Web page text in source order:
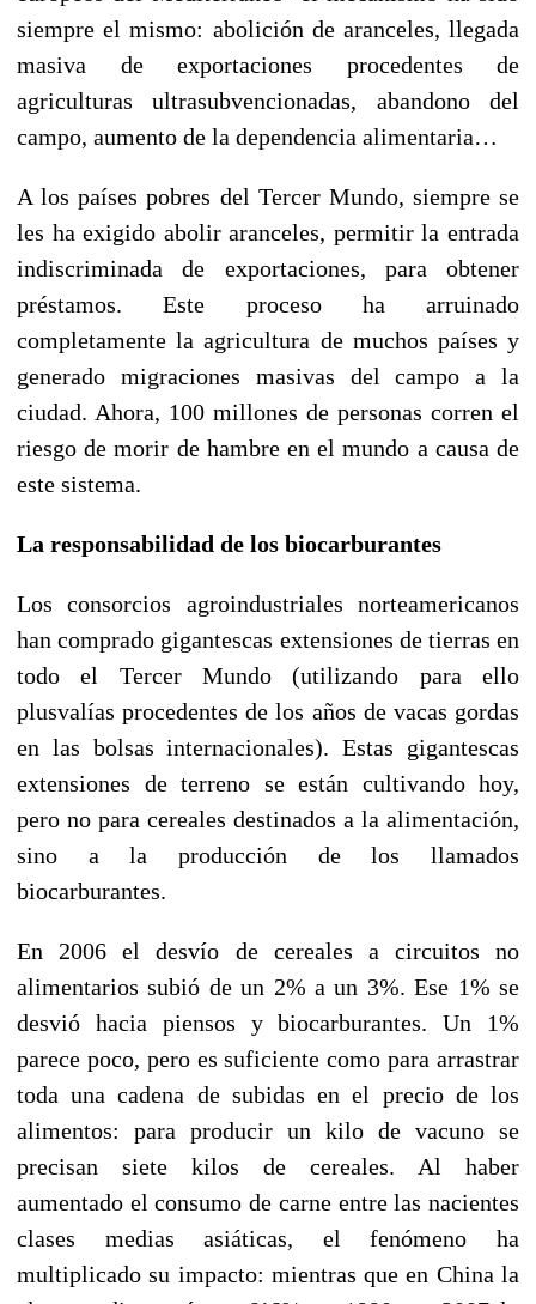
siempre el mismo: abolición de aranceles, llegada
masiva de exportaciones procedentes de
agriculturas ultrasubvencionadas, abandono del
campo, aumento de la dependencia alimentaria…
A los países pobres del Tercer Mundo, siempre se
les ha exigido abolir aranceles, permitir la entrada
indiscriminada de exportaciones, para obtener
préstamos. Este proceso ha arruinado
completamente la agricultura de muchos países y
generado migraciones masivas del campo a la
ciudad. Ahora, 100 millones de personas corren el
riesgo de morir de hambre en el mundo a causa de
este sistema.
La responsabilidad de los biocarburantes
Los consorcios agroindustriales norteamericanos
han comprado gigantescas extensiones de tierras en
todo el Tercer Mundo (utilizando para ello
plusvalías procedentes de los años de vacas gordas
en las bolsas internacionales). Estas gigantescas
extensiones de terreno se están cultivando hoy,
pero no para cereales destinados a la alimentación,
sino a la producción de los llamados
biocarburantes.
En 2006 el desvío de cereales a circuitos no
alimentarios subió de un 2% a un 3%. Ese 1% se
desvió hacia piensos y biocarburantes. Un 1%
parece poco, pero es suficiente como para arrastrar
toda una cadena de subidas en el precio de los
alimentos: para producir un kilo de vacuno se
precisan siete kilos de cereales. Al haber
aumentado el consumo de carne entre las nacientes
clases medias asiáticas, el fenómeno ha
multiplicado su impacto: mientras que en China la